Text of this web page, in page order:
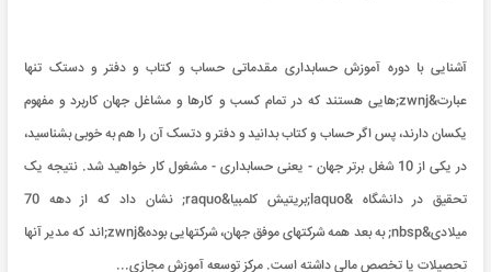
آشنایی با دوره آموزش حسابداری مقدماتی حساب و کتاب و دفتر و دستک تنها
عبارت&zwnj;هایی هستند که در تمام کسب و کارها و مشاغل جهان کاربرد و مفهوم
یکسان دارند، پس اگر حساب و کتاب بدانید و دفتر و دتسک آن را هم به خوبی بشناسید،
در یکی از 10 شغل برتر جهان - یعنی حسابداری - مشغول کار خواهید شد. نتیجه یک
تحقیق در دانشگاه &laquo;بریتیش کلمبیا&raquo; نشان داد که از دهه 70
میلادی&nbsp; به بعد همه شرکتهای موفق جهان، شرکتهایی بوده&zwnj;اند که مدیر آنها
تحصیلات یا تخصص مالی داشته است. مرکز توسعه آموزش مجازی...